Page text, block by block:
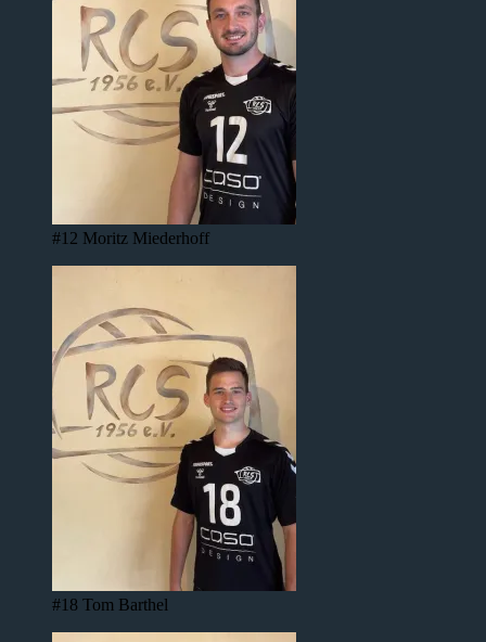
#12 Moritz Miederhoff
#18 Tom Barthel